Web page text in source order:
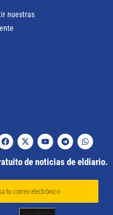
nuestras
de noticias de eldiario.